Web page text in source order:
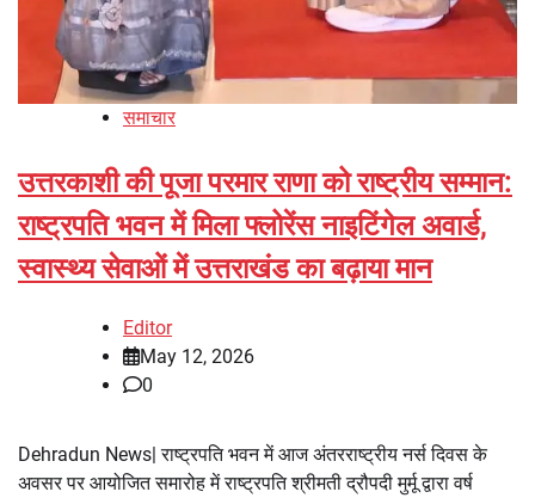
समाचार
उत्तरकाशी की पूजा परमार राणा को राष्ट्रीय सम्मान:
राष्ट्रपति भवन में मिला फ्लोरेंस नाइटिंगेल अवार्ड,
स्वास्थ्य सेवाओं में उत्तराखंड का बढ़ाया मान
Editor
May 12, 2026
0
Dehradun News| राष्ट्रपति भवन में आज अंतरराष्ट्रीय नर्स दिवस के
अवसर पर आयोजित समारोह में राष्ट्रपति श्रीमती द्रौपदी मुर्मू द्वारा वर्ष